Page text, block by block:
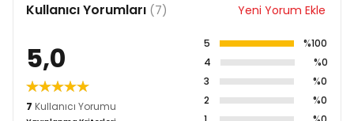
Kullanıcı Yorumları (7) Yeni Yorum Ekle
5,0
7 Kullanıcı Yorumu
5
%100
4
%0
3
%0
2
%0